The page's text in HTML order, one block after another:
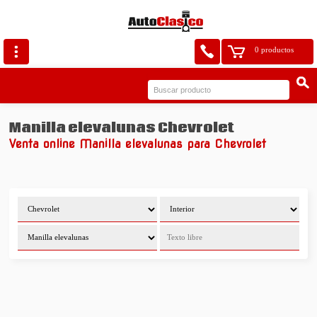
0 productos
Manilla elevalunas Chevrolet
Venta online Manilla elevalunas para Chevrolet